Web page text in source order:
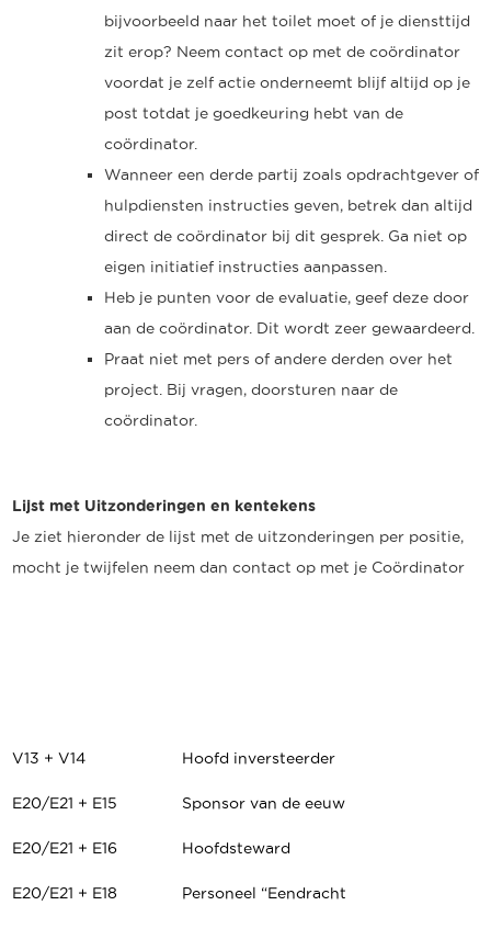
bijvoorbeeld naar het toilet moet of je diensttijd
zit erop? Neem contact op met de coördinator
voordat je zelf actie onderneemt blijf altijd op je
post totdat je goedkeuring hebt van de
coördinator.
Wanneer een derde partij zoals opdrachtgever of
hulpdiensten instructies geven, betrek dan altijd
direct de coördinator bij dit gesprek. Ga niet op
eigen initiatief instructies aanpassen.
Heb je punten voor de evaluatie, geef deze door
aan de coördinator. Dit wordt zeer gewaardeerd.
Praat niet met pers of andere derden over het
project. Bij vragen, doorsturen naar de
coördinator.
Lijst met Uitzonderingen en kentekens
Je ziet hieronder de lijst met de uitzonderingen per positie,
mocht je twijfelen neem dan contact op met je Coördinator
V13 + V14 Hoofd inversteerder
E20/E21 + E15 Sponsor van de eeuw
E20/E21 + E16 Hoofdsteward
E20/E21 + E18 Personeel “Eendracht